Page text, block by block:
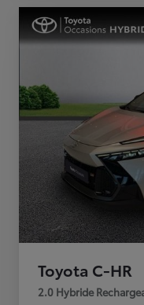
Toyota C-HR
2.0 Hybride